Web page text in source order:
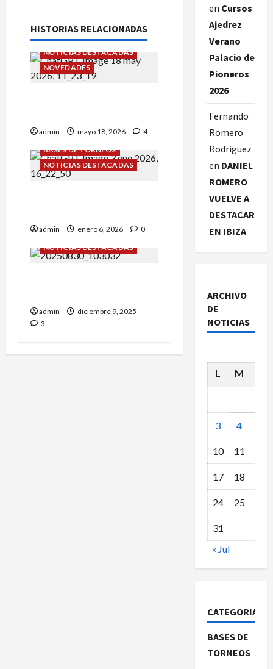
HISTORIAS RELACIONADAS
NOTICIAS DESTACADAS
NOVEDADES
admin mayo 18, 2026
4
BASES DE TORNEOS
NOTICIAS DESTACADAS
admin enero 6, 2026
0
NOTICIAS DESTACADAS
admin
diciembre 9, 2025
3
en Cursos
Ajedrez
Verano
Palacio de
Pioneros
2026
Fernando
Romero
Rodriguez
en DANIEL
ROMERO
VUELVE A
DESTACAR
EN IBIZA
ARCHIVO
DE
NOTICIAS
L M
3 4
10 11
17 18
24 25
31
« Jul
CATEGORIAS
BASES DE
TORNEOS